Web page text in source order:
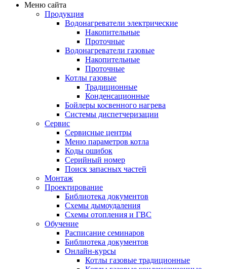
Меню сайта
Продукция
Водонагреватели электрические
Накопительные
Проточные
Водонагреватели газовые
Накопительные
Проточные
Котлы газовые
Традиционные
Конденсационные
Бойлеры косвенного нагрева
Системы диспетчеризации
Сервис
Сервисные центры
Меню параметров котла
Коды ошибок
Серийный номер
Поиск запасных частей
Монтаж
Проектирование
Библиотека документов
Схемы дымоудаления
Схемы отопления и ГВС
Обучение
Расписание семинаров
Библиотека документов
Онлайн-курсы
Котлы газовые традиционные